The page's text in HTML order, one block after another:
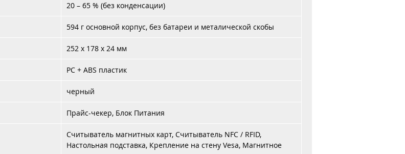
20 – 65 % (без конденсации)
594 г основной корпус, без батареи и металической скобы
252 x 178 x 24 мм
PC + ABS пластик
черный
Прайс-чекер, Блок Питания
Считыватель магнитных карт, Считыватель NFC / RFID,
Настольная подставка, Крепление на стену Vesa, Магнитное